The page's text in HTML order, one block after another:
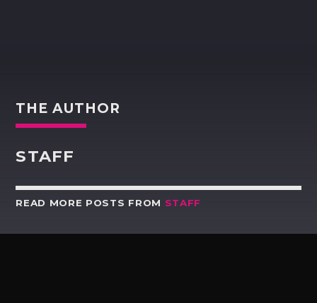
THE AUTHOR
STAFF
READ MORE POSTS FROM STAFF